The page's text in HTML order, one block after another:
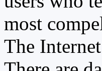
most
The